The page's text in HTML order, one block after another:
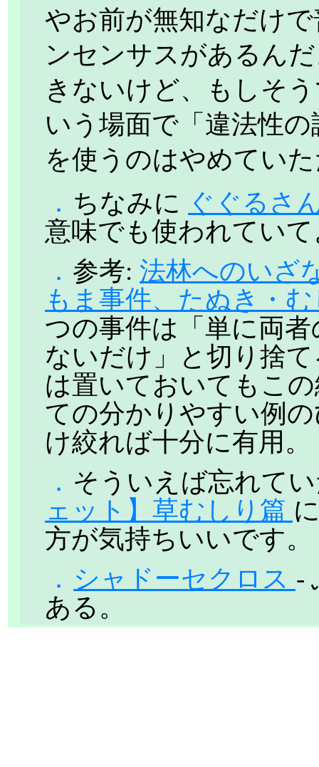
やお前が無知なだけ
ンセンサスがあるん
きないけど、もしそ
いう場面で「違法性
を使うのはやめてい
． ちなみに ぐぐるさ
意味でも使われてい
． 参考: 法林へのいざ
もま事件、たぬき・
つの事件は「単に両
ないだけ」と切り捨
は置いておいてもこ
ての分かりやすい例
け絞れば十分に有用。
． そういえば忘れて
ェット】草むしり篇
方が気持ちいいです。
． シャドーセクロス -
ある。